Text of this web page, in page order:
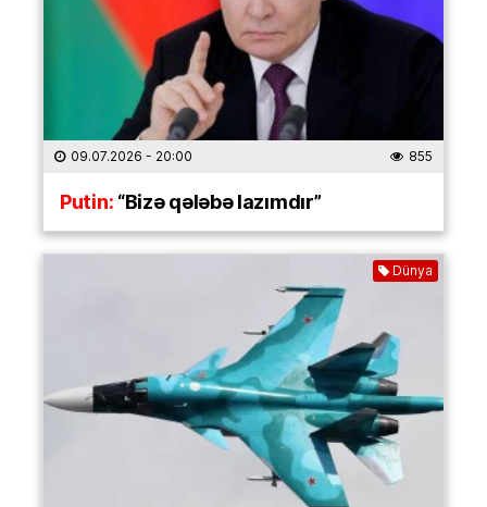
09.07.2026 - 20:00 855
Putin:“Bizə qələbə lazımdır”
Dünya